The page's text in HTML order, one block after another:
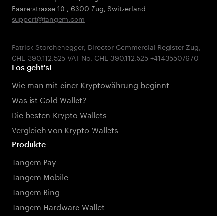
Baarerstrasse 10 , 6300 Zug, Switzerland
support@tangem.com
Patrick Storchenegger, Director Commercial Register Zug,
Los geht's!
Wie man mit einer Kryptowährung beginnt
Was ist Cold Wallet?
Die besten Krypto-Wallets
Vergleich von Krypto-Wallets
Produkte
Tangem Pay
Tangem Mobile
Tangem Ring
Tangem Hardware-Wallet